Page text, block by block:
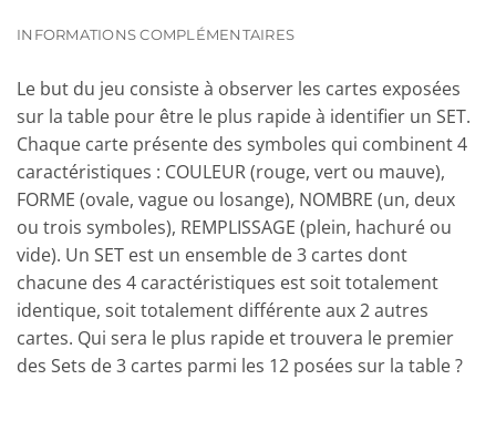
INFORMATIONS COMPLÉMENTAIRES
Le but du jeu consiste à observer les cartes exposées
sur la table pour être le plus rapide à identifier un SET.
Chaque carte présente des symboles qui combinent 4
caractéristiques : COULEUR (rouge, vert ou mauve),
FORME (ovale, vague ou losange), NOMBRE (un, deux
ou trois symboles), REMPLISSAGE (plein, hachuré ou
vide). Un SET est un ensemble de 3 cartes dont
chacune des 4 caractéristiques est soit totalement
identique, soit totalement différente aux 2 autres
cartes. Qui sera le plus rapide et trouvera le premier
des Sets de 3 cartes parmi les 12 posées sur la table ?